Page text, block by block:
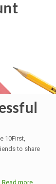
10First,
to share
Read more